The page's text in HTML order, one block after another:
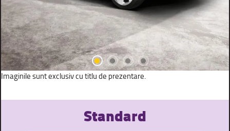
Imaginile sunt exclusiv cu titlu de prezentare.
Standard